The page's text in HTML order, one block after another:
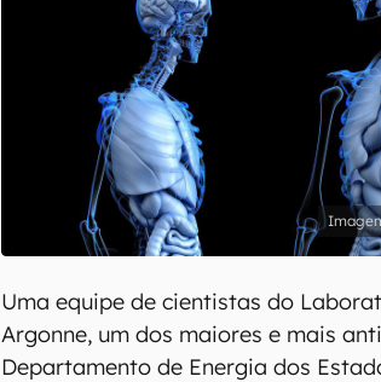
Confirmo que li, aceito e concordo com
Uma equipe de cientistas do
Argonne, um dos maiores e mais
Departamento de Energia dos